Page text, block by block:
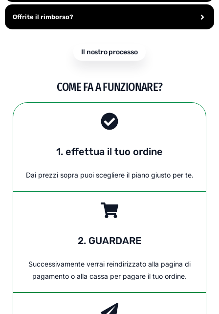
Offrite il rimborso?
Il nostro processo
COME FA A FUNZIONARE?
1. effettua il tuo ordine
Dai prezzi sopra puoi scegliere il piano giusto per te.
2. GUARDARE
Successivamente verrai reindirizzato alla pagina di
pagamento o alla cassa per pagare il tuo ordine.